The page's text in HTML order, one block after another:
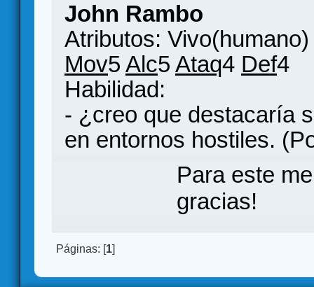
John Rambo
Atributos: Vivo(humano)
Mov5 Alc5 Ataq4 Def4
Habilidad:
- ¿creo que destacaría
en entornos hostiles.
Para este
gracias!
Páginas: [1]